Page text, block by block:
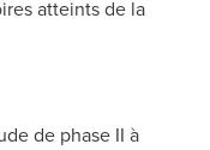
atteints de la
de phase II à